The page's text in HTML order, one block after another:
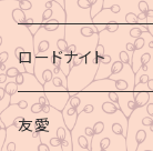
ロードナイト
友愛